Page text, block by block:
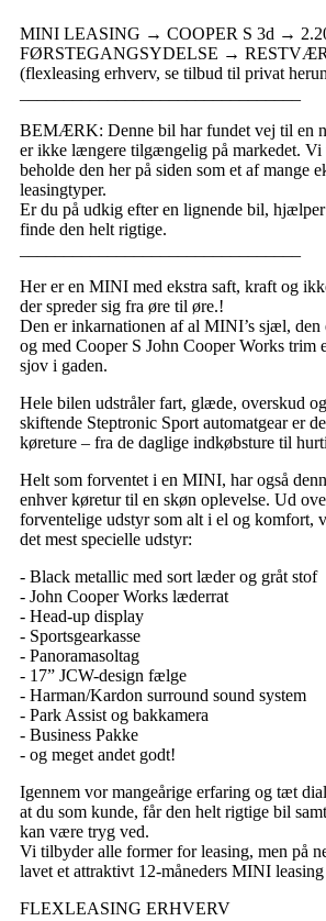
MINI LEASING → COOPER S 3d →
FØRSTEGANGSYDELSE →
(flexleasing erhverv, se tilbud til privat
BEMÆRK: Denne bil har fundet vej til en
er ikke længere tilgængelig på markedet.
beholde den her på siden som et af mange
leasingtyper.
Er du på udkig efter en lignende bil,
finde den helt rigtige.
Her er en MINI med ekstra saft, kraft og
der spreder sig fra øre til øre.!
Den er inkarnationen af al MINI’s sjæl, den
og med Cooper S John Cooper Works trim
sjov i gaden.
Hele bilen udstråler fart, glæde, overskud
skiftende Steptronic Sport automatgear er
køreture – fra de daglige indkøbsture til
Helt som forventet i en MINI, har også
enhver køretur til en skøn oplevelse. Ud
forventelige udstyr som alt i el og komfort,
det mest specielle udstyr:
- Black metallic med sort læder og gråt stof
- John Cooper Works læderrat
- Head-up display
- Sportsgearkasse
- Panoramasoltag
- 17” JCW-design fælge
- Harman/Kardon surround sound system
- Park Assist og bakkamera
- Business Pakke
- og meget andet godt!
Igennem vor mangeårige erfaring og tæt
at du som kunde, får den helt rigtige bil
kan være tryg ved.
Vi tilbyder alle former for leasing, men på
lavet et attraktivt 12-måneders MINI
FLEXLEASING ERHVERV